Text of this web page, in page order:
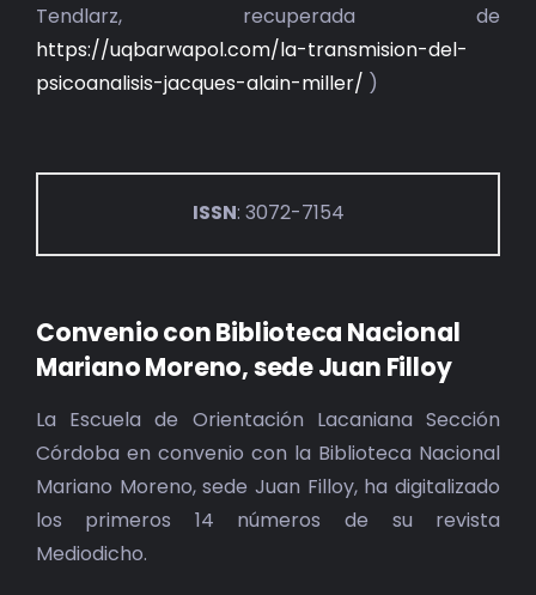
Tendlarz, recuperada de
https://uqbarwapol.com/la-transmision-del-
psicoanalisis-jacques-alain-miller/ )
ISSN: 3072-7154
Convenio con Biblioteca Nacional
Mariano Moreno, sede Juan Filloy
La Escuela de Orientación Lacaniana Sección
Córdoba en convenio con la Biblioteca Nacional
Mariano Moreno, sede Juan Filloy, ha digitalizado
los primeros 14 números de su revista
Mediodicho.